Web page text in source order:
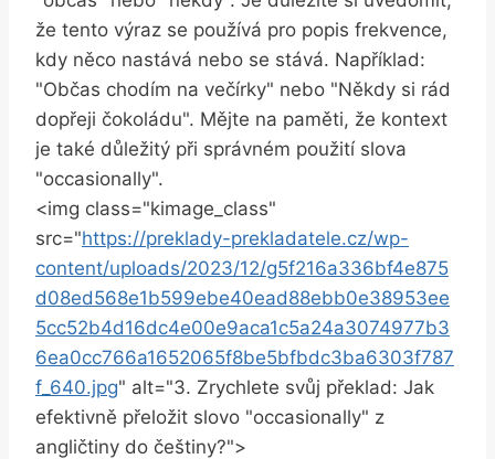
že tento výraz se používá pro popis frekvence,
kdy něco nastává nebo se stává. Například:
"Občas chodím na večírky" nebo "Někdy si rád
dopřeji čokoládu". Mějte na paměti, že kontext
je také důležitý při správném použití slova
"occasionally".
<img class="kimage_class"
src="https://preklady-prekladatele.cz/wp-
content/uploads/2023/12/g5f216a336bf4e875
d08ed568e1b599ebe40ead88ebb0e38953ee
5cc52b4d16dc4e00e9aca1c5a24a3074977b3
6ea0cc766a1652065f8be5bfbdc3ba6303f787
f_640.jpg" alt="3. Zrychlete svůj překlad: Jak
efektivně přeložit slovo "occasionally" z
angličtiny do češtiny?">